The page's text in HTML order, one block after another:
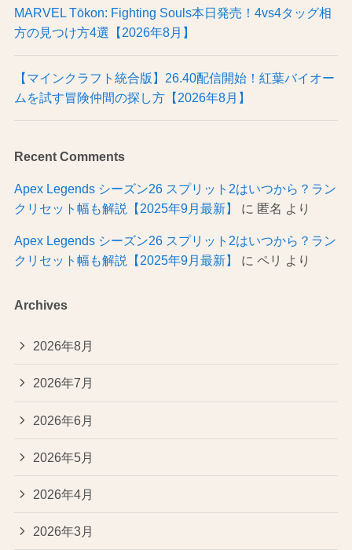
MARVEL Tōkon: Fighting Souls本日発売！4vs4タッグ相
方の見つけ方4選【2026年8月】
【マインクラフト統合版】26.40配信開始！紅葉バイオー
ムを試す冒険仲間の探し方【2026年8月】
Recent Comments
Apex Legends シーズン26 スプリット2はいつから？ラン
クリセット幅も解説【2025年9月最新】
に 匿名 より
Apex Legends シーズン26 スプリット2はいつから？ラン
クリセット幅も解説【2025年9月最新】
に ペリ より
Archives
2026年8月
2026年7月
2026年6月
2026年5月
2026年4月
2026年3月